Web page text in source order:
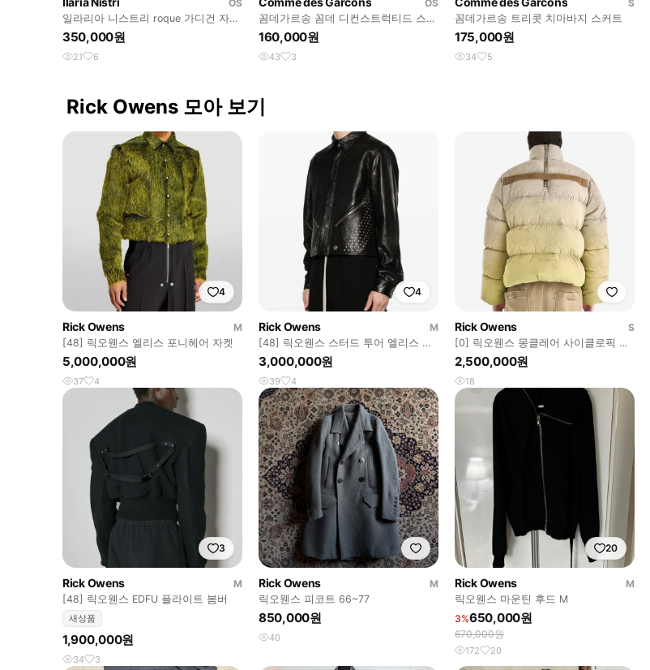
OS
일라리아 니스트리 roque 가디건 자켓
아티잔
350,000원
21 6
OS
꼼데가르송 꼼데 디컨스트럭티드 스트
라이프 가디건 자켓 비비안웨스트우드
ㅐㅐ
160,000원
43 3
S
꼼데가르송 트리콧 치마바지 스커트
175,000원
34 5
Rick Owens 모아 보기
4
Rick Owens
M
[48] 릭오웬스 엘리스 포니헤어 자켓
5,000,000원
37 4
4
Rick Owens
M
[48] 릭오웬스 스터드 투어 엘리스 자
켓
3,000,000원
39 4
Rick Owens
S
[0] 릭오웬스 몽클레어 사이클로픽 패
딩
2,500,000원
18
3
Rick Owens
M
[48] 릭오웬스 EDFU 플라이트 봄버
새상품
1,900,000원
34 3
Rick Owens
M
릭오웬스 피코트 66~77
850,000원
40
20
Rick Owens
M
릭오웬스 마운틴 후드 M
3%650,000원
670,000원
172 20